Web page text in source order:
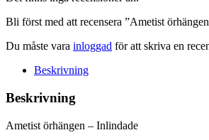
Bli först med att recensera ”Ametist
Du måste vara inloggad för att skriva en
Beskrivning
Beskrivning
Ametist örhängen – Inlindade